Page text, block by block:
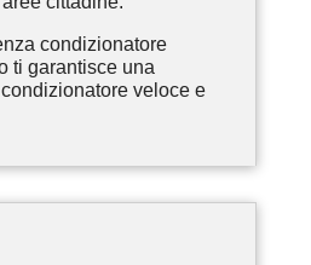
condizionatore
ti garantisce una
veloce e